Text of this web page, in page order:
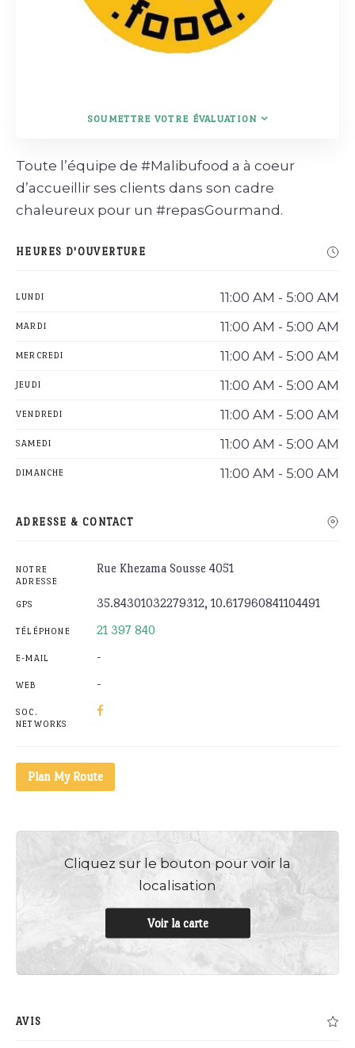
SOUMETTRE VOTRE ÉVALUATION
Toute l’équipe de #Malibufood a à coeur
d’accueillir ses clients dans son cadre
chaleureux pour un #repasGourmand.
HEURES D'OUVERTURE
LUNDI 11:00 AM - 5:00 AM
MARDI 11:00 AM - 5:00 AM
MERCREDI 11:00 AM - 5:00 AM
JEUDI 11:00 AM - 5:00 AM
VENDREDI 11:00 AM - 5:00 AM
SAMEDI 11:00 AM - 5:00 AM
DIMANCHE 11:00 AM - 5:00 AM
ADRESSE & CONTACT
NOTRE
ADRESSE
Rue Khezama Sousse 4051
GPS 35.84301032279312, 10.617960841104491
TÉLÉPHONE 21 397 840
E-MAIL -
WEB -
SOC.
NETWORKS
Plan My Route
Cliquez sur le bouton pour voir la
localisation
Voir la carte
AVIS